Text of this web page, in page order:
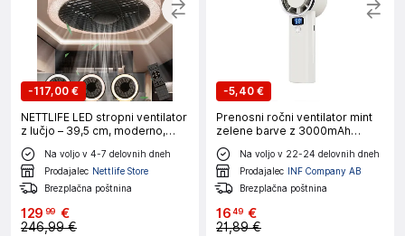
-117,00 €
NETTLIFE LED stropni ventilator
z lučjo – 39,5 cm, moderno,
veliko in tiho, daljinec,
časovnik, 34 W, 3000K–6000K
z možnostjo zatemnitve
Na voljo v 4-7 delovnih dneh
Prodajalec Nettlife Store
Brezplačna poštnina
129 99 €
246,99 €
-5,40 €
Prenosni ročni ventilator mint
zelene barve z 3000mAh
baterijo in LED White
Na voljo v 22-24 delovnih dneh
Prodajalec INF Company AB
Brezplačna poštnina
1649 €
21,89 €